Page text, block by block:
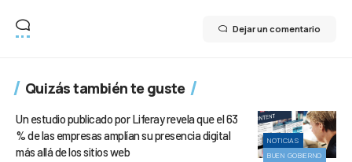
Dejar un comentario
Quizás también te guste
NOTICIAS
BUEN GOBIERNO
Un estudio publicado por Liferay revela que el 63
% de las empresas amplían su presencia digital
más allá de los sitios web